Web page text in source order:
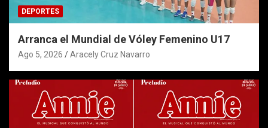
DEPORTES
Arranca el Mundial de Vóley Femenino U17
Ago 5, 2026 Aracely Cruz Navarro